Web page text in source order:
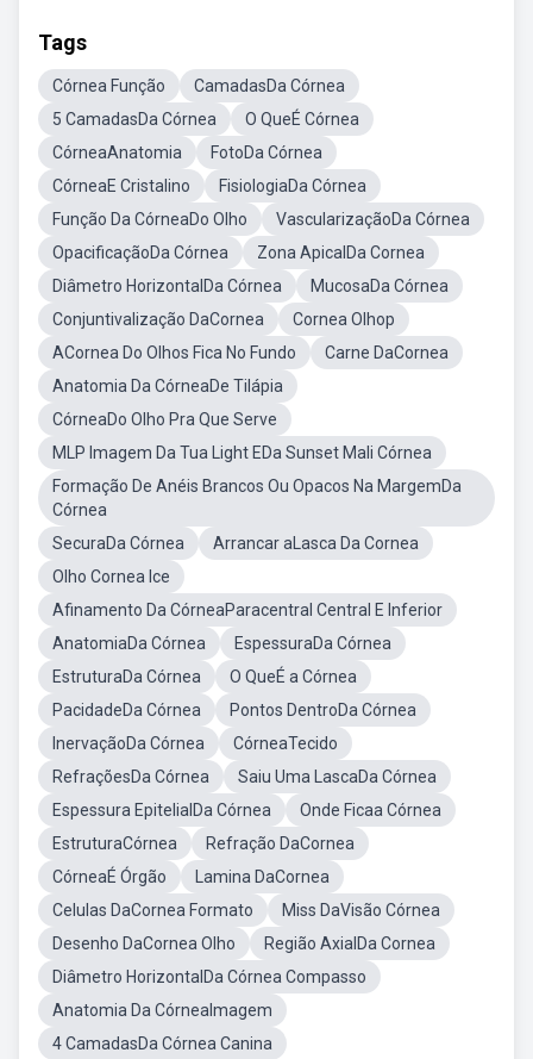
Tags
Córnea Função
CamadasDa Córnea
5 CamadasDa Córnea
O QueÉ Córnea
CórneaAnatomia
FotoDa Córnea
CórneaE Cristalino
FisiologiaDa Córnea
Função Da CórneaDo Olho
VascularizaçãoDa Córnea
OpacificaçãoDa Córnea
Zona ApicalDa Cornea
Diâmetro HorizontalDa Córnea
MucosaDa Córnea
Conjuntivalização DaCornea
Cornea Olhop
ACornea Do Olhos Fica No Fundo
Carne DaCornea
Anatomia Da CórneaDe Tilápia
CórneaDo Olho Pra Que Serve
MLP Imagem Da Tua Light EDa Sunset Mali Córnea
Formação De Anéis Brancos Ou Opacos Na MargemDa
Córnea
SecuraDa Córnea
Arrancar aLasca Da Cornea
Olho Cornea Ice
Afinamento Da CórneaParacentral Central E Inferior
AnatomiaDa Córnea
EspessuraDa Córnea
EstruturaDa Córnea
O QueÉ a Córnea
PacidadeDa Córnea
Pontos DentroDa Córnea
InervaçãoDa Córnea
CórneaTecido
RefraçõesDa Córnea
Saiu Uma LascaDa Córnea
Espessura EpitelialDa Córnea
Onde Ficaa Córnea
EstruturaCórnea
Refração DaCornea
CórneaÉ Órgão
Lamina DaCornea
Celulas DaCornea Formato
Miss DaVisão Córnea
Desenho DaCornea Olho
Região AxialDa Cornea
Diâmetro HorizontalDa Córnea Compasso
Anatomia Da CórneaImagem
4 CamadasDa Córnea Canina